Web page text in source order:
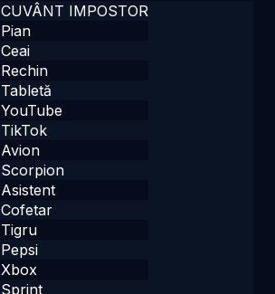
CUVÂNT IMPOSTOR
Pian
Ceai
Rechin
Tabletă
YouTube
TikTok
Avion
Scorpion
Asistent
Cofetar
Tigru
Pepsi
Xbox
Sprint